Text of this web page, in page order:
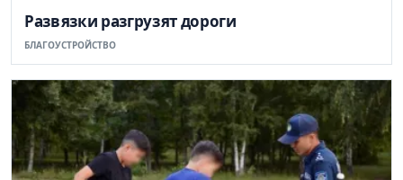
Развязки разгрузят дороги
БЛАГОУСТРОЙСТВО